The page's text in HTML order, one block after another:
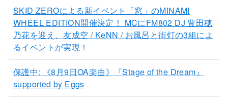
SKID ZEROによる新イベント「窓」のMINAMI
WHEEL EDITION開催決定！ MCにFM802 DJ 豊田穂
乃花を迎え、友成空 / KeNN / お風呂と街灯の3組によ
るイベントが実現！
保護中: 《8月9日OA楽曲》『Stage of the Dream』
supported by Eggs